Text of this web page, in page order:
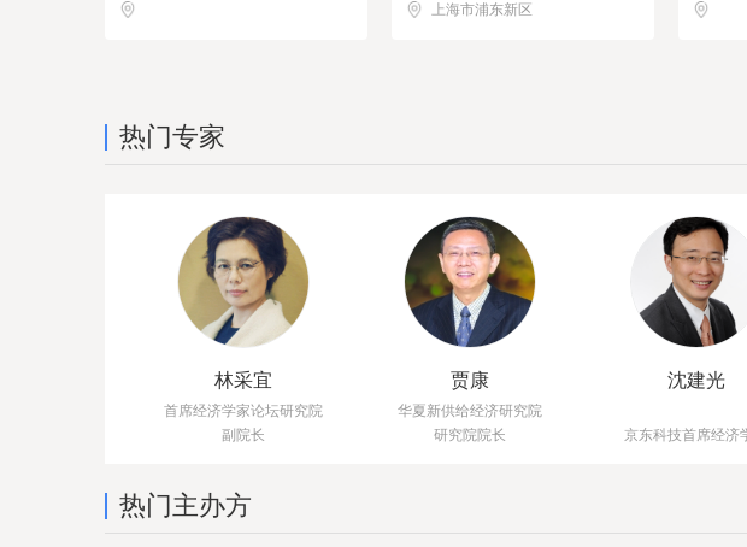
上海市浦东新区
热门专家
林采宜
首席经济学家论坛研究院
副院长
贾康
华夏新供给经济研究院
研究院院长
沈建光
京东科技首席经济
热门主办方